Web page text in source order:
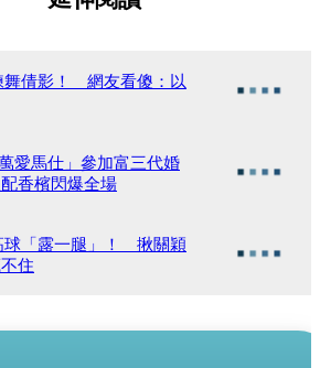
舞倩影！ 網友看傻：以
愛馬仕」參加富三代婚
香檳閃爆全場
球「露一腿」！ 揪關穎
住